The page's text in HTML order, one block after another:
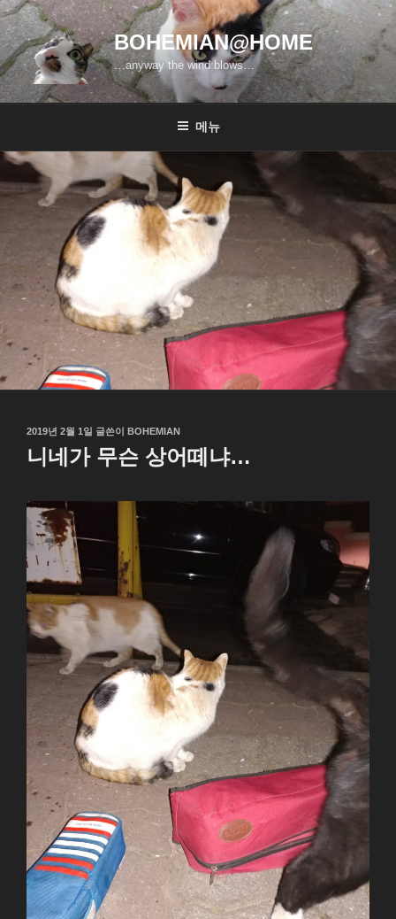
콘
텐
츠
로
바
기
BOHEMIAN@HOME
…anyway the wind blows…
메뉴
작
일
2019년 2월 1일 글쓴이 BOHEMIAN
니네가 무슨 상어떼냐…